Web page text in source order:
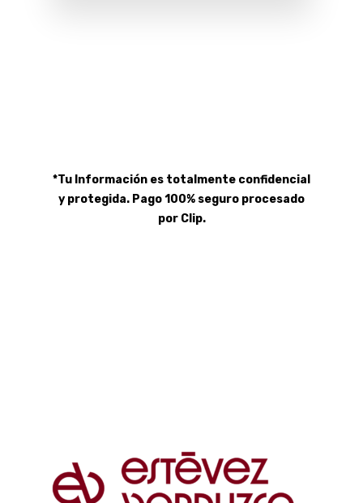
*Tu Información es totalmente confidencial
y protegida. Pago 100% seguro procesado
por Clip.